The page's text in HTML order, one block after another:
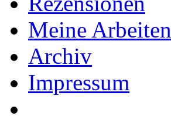
Meine Arbeiten
Archiv
Impressum